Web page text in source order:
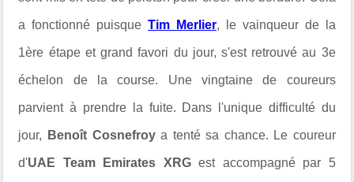
a fonctionné puisqueTim Merlier, le vainqueur de la
1ère étape et grand favori du jour, s'est retrouvé au 3e
échelon de la course. Une vingtaine de coureurs
parvient à prendre la fuite. Dans l'unique difficulté du
jour, Benoît Cosnefroya tenté sa chance. Le coureur
d'UAE Team Emirates XRGest accompagné par 5